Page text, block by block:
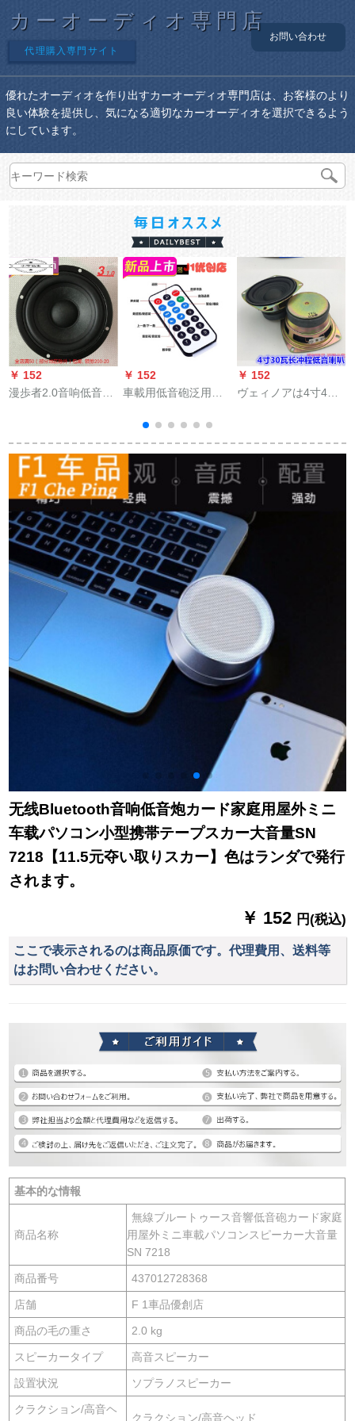
カーオーディオ専門店
代理購入専門サイト
お問い合わせ
優れたオーディオを作り出すカーオーディオ専門店は、お客様のより
良い体験を提供し、気になる適切なカーオーディオを選択できるよう
にしています。
￥ 152
漫歩者2.0音响低音炮
周波数SN 8926 SN
7191
￥ 152
車載用低音砲泛用リ
リモコナー用低音砲
リモコン
￥ 152
ヴェィノアは4寸4欧
す。音响ベース炮30
瓦ラッパ4欧30 Wの
スッピカです。
无线Bluetooth音响低音炮カード家庭用屋外ミニ
车载パソコン小型携帯テープスカー大音量SN
7218【11.5元夺い取りスカー】色はランダで発行
されます。
￥ 152 円(税込)
ここで表示されるのは商品原価です。代理費用、送料等
はお問い合わせください。
基本的な情報
商品名称
無線ブルートゥース音響低音砲カード家庭
用屋外ミニ車載パソコンスピーカー大音量
SN 7218
商品番号 437012728368
店舗 F 1車品優創店
商品の毛の重さ 2.0 kg
スピーカータイプ 高音スピーカー
設置状況 ソプラノスピーカー
クラクション/高音ヘ
クラクション/高音ヘッド